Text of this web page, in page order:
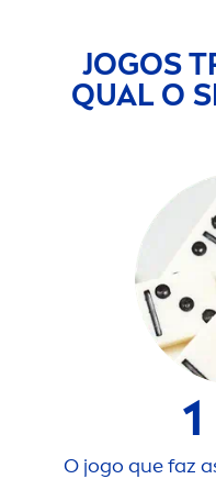
JOGOS
QUAL O
1
O jogo que faz